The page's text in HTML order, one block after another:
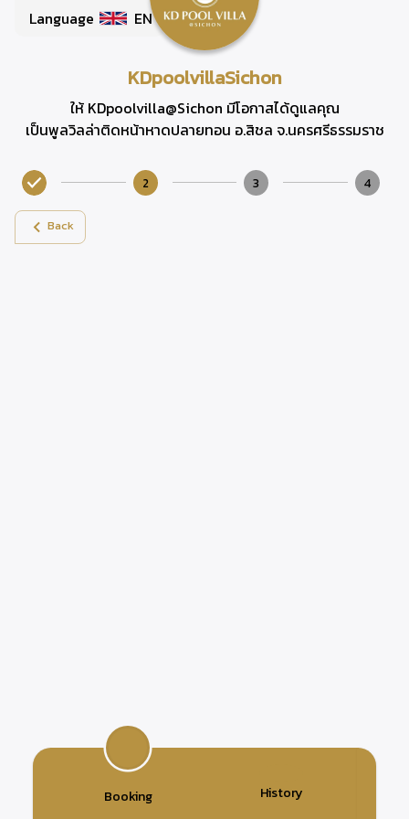
Language EN
KDpoolvillaSichon
ให้ KDpoolvilla@Sichon มีโอกาสได้ดูแลคุณ
เป็นพูลวิลล่าติดหน้าหาดปลายทอน อ.สิชล จ.นครศรีธรรมราช
2 3 4
Back
Booking History